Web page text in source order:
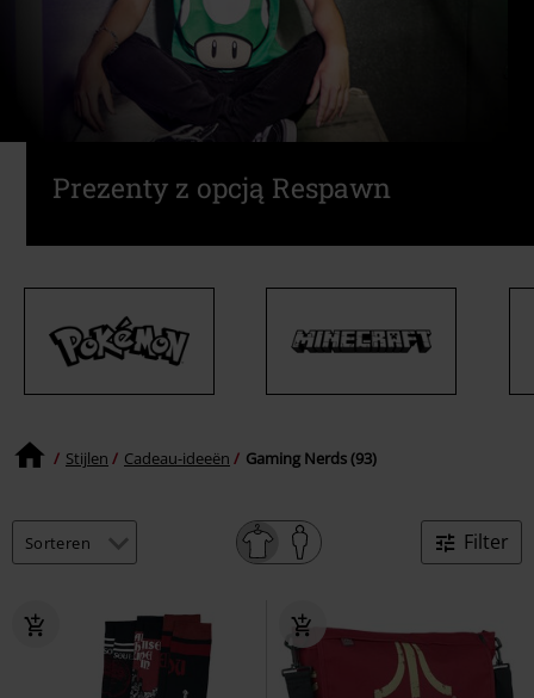
Prezenty z opcją Respawn
Stijlen Cadeau-ideeën Gaming Nerds (93)
Filter